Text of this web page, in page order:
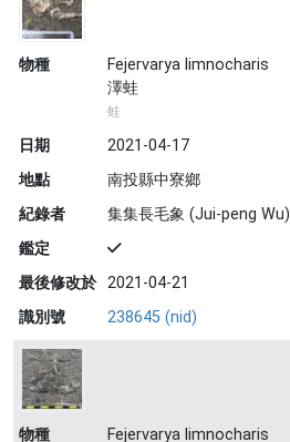
物種
Fejervarya limnocharis
澤蛙
蛙
日期
2021-04-17
地點
南投縣中寮鄉
紀錄者
集集長毛象 (Jui-peng Wu)
鑑定
最後修改於 2021-04-21
識別號
238645 (nid)
物種
Fejervarya limnocharis